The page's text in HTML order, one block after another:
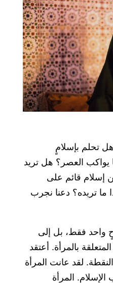
تحلم بإسلامٍ
يواكب العصر؟ هل تريد
إسلام قائم على
ما تريده؟ دعنا نجرب
واحد فقط، بل إلى
بالمرأة. أعتقد
لقد عانت المرأة
الإسلام. المرأة